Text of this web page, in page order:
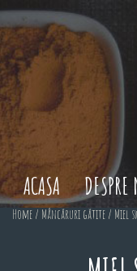
ACASA
Home / Mâncăruri gătite / Miel